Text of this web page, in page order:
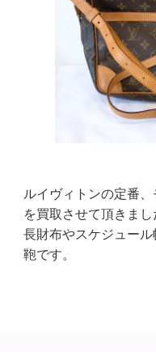
ルイヴィトンの定番
を買取させて頂きまし
長財布やスケジュー
鞄です。